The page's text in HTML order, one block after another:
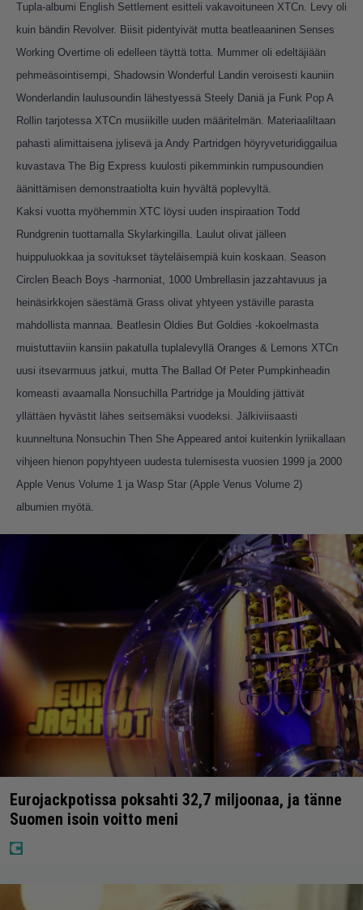
Tupla-albumi English Settlement esitteli vakavoituneen XTCn. Levy oli
kuin bändin Revolver. Biisit pidentyivät mutta beatleaaninen Senses
Working Overtime oli edelleen täyttä totta. Mummer oli edeltäjiään
pehmeäsointisempi, Shadowsin Wonderful Landin veroisesti kauniin
Wonderlandin laulusoundin lähestyessä Steely Daniä ja Funk Pop A
Rollin tarjotessa XTCn musiikille uuden määritelmän. Materiaaliltaan
pahasti alimittaisena jylisevä ja Andy Partridgen höyryveturidiggailua
kuvastava The Big Express kuulosti pikemminkin rumpusoundien
äänittämisen demonstraatiolta kuin hyvältä poplevyltä.
Kaksi vuotta myöhemmin XTC löysi uuden inspiraation Todd
Rundgrenin tuottamalla Skylarkingilla. Laulut olivat jälleen
huippuluokkaa ja sovitukset täyteläisempiä kuin koskaan. Season
Circlen Beach Boys -harmoniat, 1000 Umbrellasin jazzahtavuus ja
heinäsirkkojen säestämä Grass olivat yhtyeen ystäville parasta
mahdollista mannaa. Beatlesin Oldies But Goldies -kokoelmasta
muistuttaviin kansiin pakatulla tuplalevyllä Oranges & Lemons XTCn
uusi itsevarmuus jatkui, mutta The Ballad Of Peter Pumpkinheadin
komeasti avaamalla Nonsuchilla Partridge ja Moulding jättivät
yllättäen hyvästit lähes seitsemäksi vuodeksi. Jälkiviisaasti
kuunneltuna Nonsuchin Then She Appeared antoi kuitenkin lyriikallaan
vihjeen hienon popyhtyeen uudesta tulemisesta vuosien 1999 ja 2000
Apple Venus Volume 1 ja Wasp Star (Apple Venus Volume 2)
albumien myötä.
Eurojackpotissa poksahti 32,7 miljoonaa, ja tänne
Suomen isoin voitto meni